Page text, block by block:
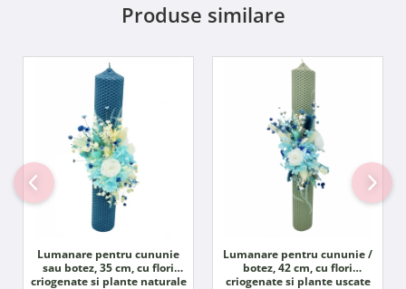
Produse similare
Lumanare pentru cununie
sau botez, 35 cm, cu flori
criogenate si plante naturale
Lumanare pentru cununie /
botez, 42 cm, cu flori
criogenate si plante uscate